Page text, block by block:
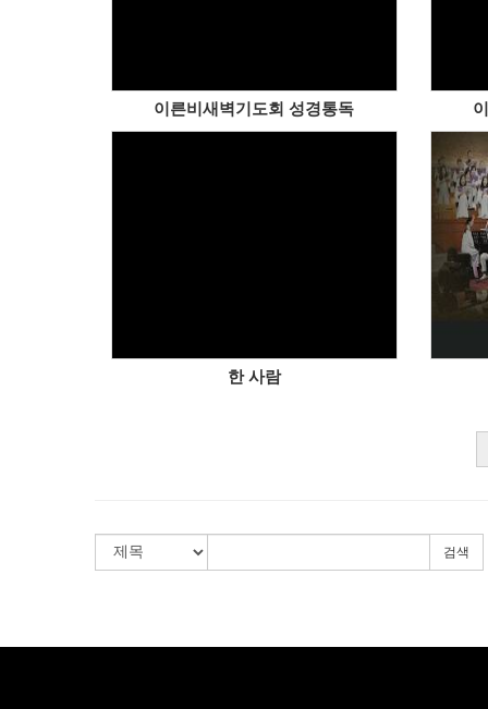
이른비새벽기도회 성경통독
한 사람
검색